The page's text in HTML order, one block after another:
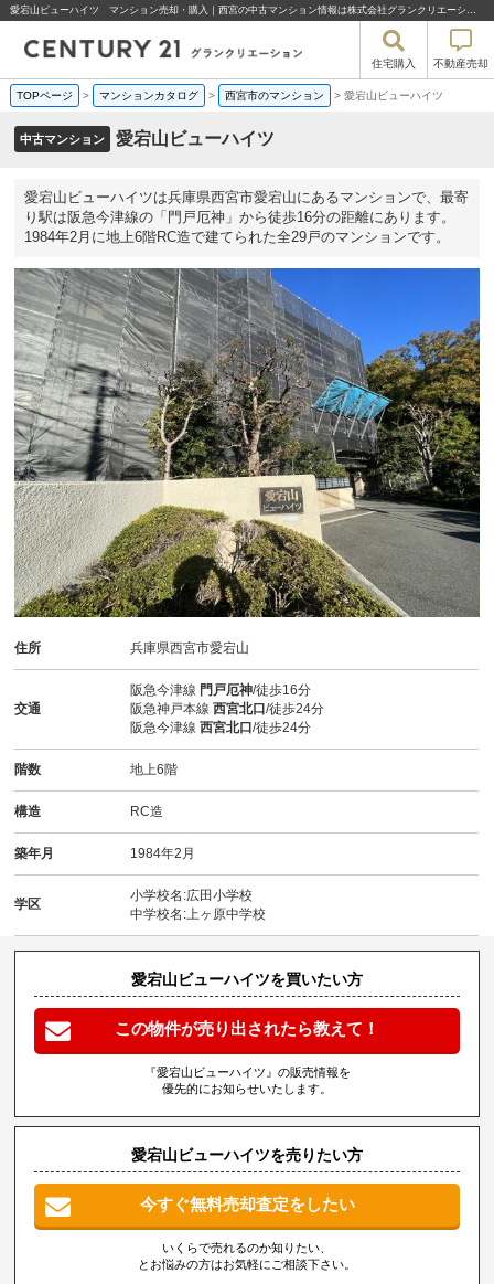
愛宕山ビューハイツ マンション売却・購入｜西宮の中古マンション情報は株式会社グランクリエーション
住宅購入 不動産売却
TOPページ > マンションカタログ > 西宮市のマンション > 愛宕山ビューハイツ
中古マンション 愛宕山ビューハイツ
愛宕山ビューハイツは兵庫県西宮市愛宕山にあるマンションで、最寄
り駅は阪急今津線の「門戸厄神」から徒歩16分の距離にあります。
1984年2月に地上6階RC造で建てられた全29戸のマンションです。
住所 兵庫県西宮市愛宕山
交通
阪急今津線 門戸厄神/徒歩16分
阪急神戸本線西宮北口/徒歩24分
阪急今津線西宮北口/徒歩24分
階数 地上6階
構造 RC造
築年月 1984年2月
学区
小学校名:広田小学校
中学校名:上ヶ原中学校
愛宕山ビューハイツを買いたい方
この物件が売り出されたら教えて！
『愛宕山ビューハイツ』の販売情報を
優先的にお知らせいたします。
愛宕山ビューハイツを売りたい方
今すぐ無料売却査定をしたい
いくらで売れるのか知りたい、
とお悩みの方はお気軽にご相談下さい。